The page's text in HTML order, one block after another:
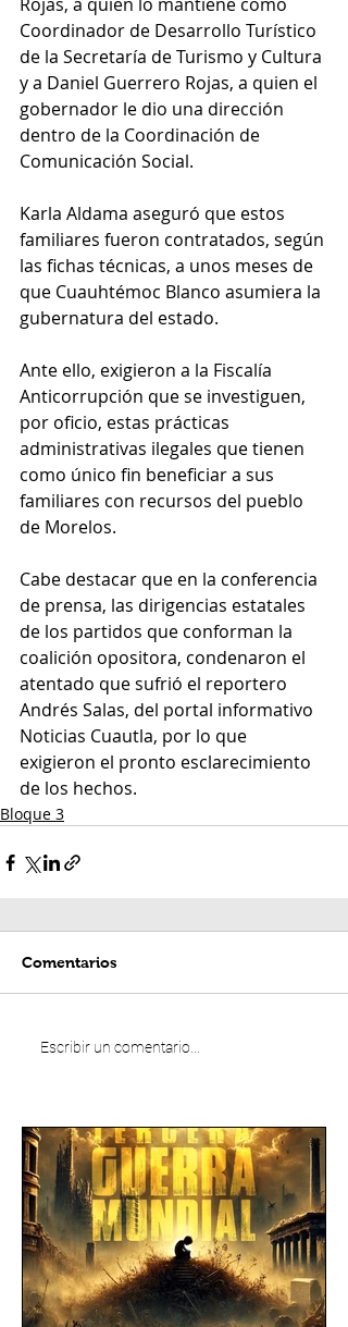
Coordinador de Desarrollo Turístico
de la Secretaría de Turismo y Cultura
y a Daniel Guerrero Rojas, a quien el
gobernador le dio una dirección
dentro de la Coordinación de
Comunicación Social.
Karla Aldama aseguró que estos
familiares fueron contratados, según
las fichas técnicas, a unos meses de
que Cuauhtémoc Blanco asumiera la
gubernatura del estado.
Ante ello, exigieron a la Fiscalía
Anticorrupción que se investiguen,
por oficio, estas prácticas
administrativas ilegales que tienen
como único fin beneficiar a sus
familiares con recursos del pueblo
de Morelos.
Cabe destacar que en la conferencia
de prensa, las dirigencias estatales
de los partidos que conforman la
coalición opositora, condenaron el
atentado que sufrió el reportero
Andrés Salas, del portal informativo
Noticias Cuautla, por lo que
exigieron el pronto esclarecimiento
de los hechos.
Bloque 3
Comentarios
Escribir un comentario...